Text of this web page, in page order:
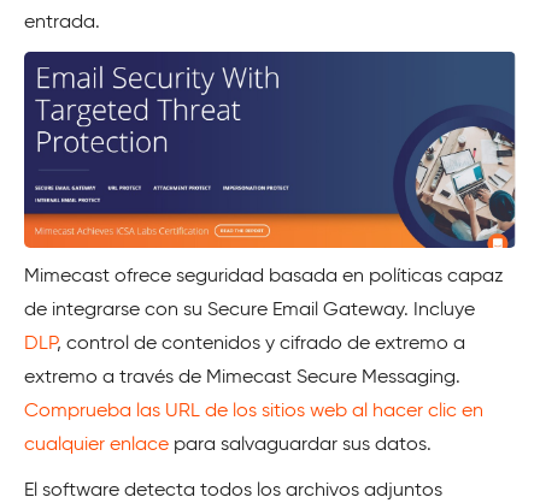
entrada.
Mimecast ofrece seguridad basada en políticas capaz
de integrarse con su Secure Email Gateway. Incluye
DLP, control de contenidos y cifrado de extremo a
extremo a través de Mimecast Secure Messaging.
Comprueba las URL de los sitios web al hacer clic en
cualquier enlace para salvaguardar sus datos.
El software detecta todos los archivos adjuntos